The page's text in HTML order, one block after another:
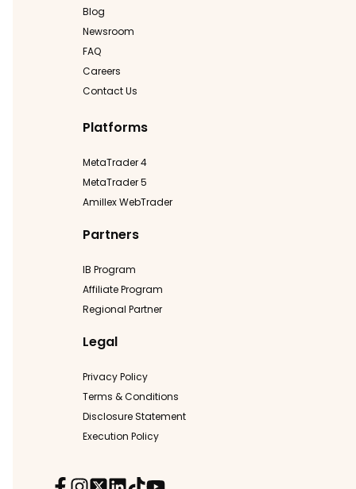
Blog
Newsroom
FAQ
Careers
Contact Us
Platforms
MetaTrader 4
MetaTrader 5
Amillex WebTrader
Partners
IB Program
Affiliate Program
Regional Partner
Legal
Privacy Policy
Terms & Conditions
Disclosure Statement
Execution Policy